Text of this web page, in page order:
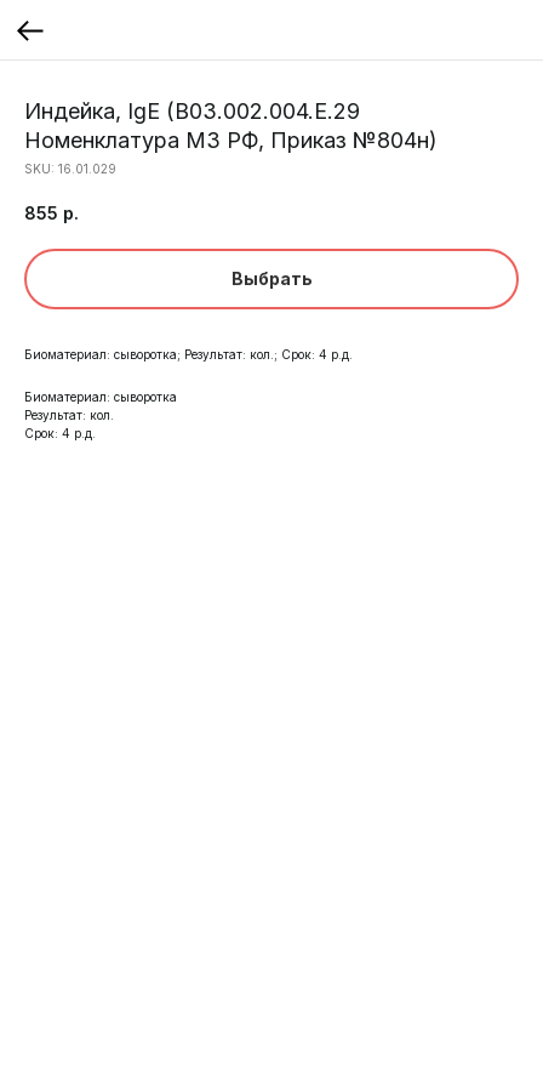
Индейка, IgE (B03.002.004.Е.29
Номенклатура МЗ РФ, Приказ №804н)
SKU: 16.01.029
855 р.
Выбрать
Биоматериал: сыворотка; Результат: кол.; Срок: 4 р.д.
Биоматериал: сыворотка
Результат: кол.
Срок: 4 р.д.